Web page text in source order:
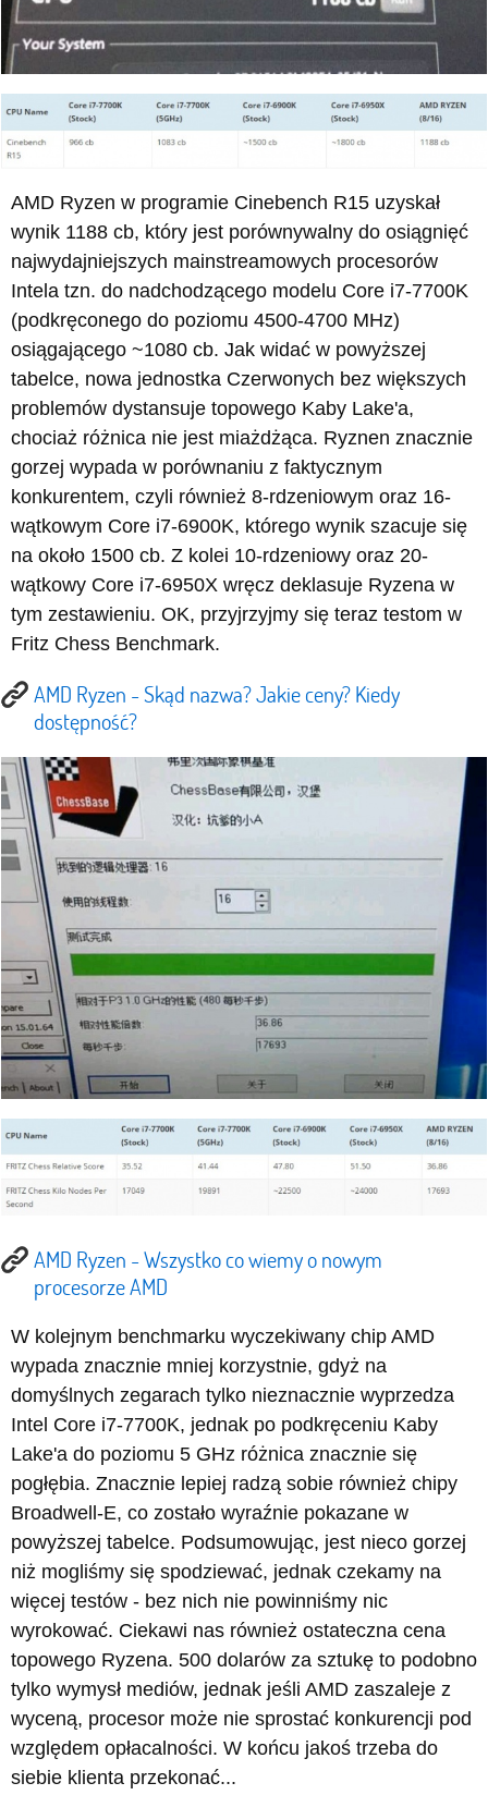
AMD Ryzen w programie Cinebench R15 uzyskał
wynik 1188 cb, który jest porównywalny do osiągnięć
najwydajniejszych mainstreamowych procesorów
Intela tzn. do nadchodzącego modelu Core i7-7700K
(podkręconego do poziomu 4500-4700 MHz)
osiągającego ~1080 cb. Jak widać w powyższej
tabelce, nowa jednostka Czerwonych bez większych
problemów dystansuje topowego Kaby Lake'a,
chociaż różnica nie jest miażdżąca. Ryznen znacznie
gorzej wypada w porównaniu z faktycznym
konkurentem, czyli również 8-rdzeniowym oraz 16-
wątkowym Core i7-6900K, którego wynik szacuje się
na około 1500 cb. Z kolei 10-rdzeniowy oraz 20-
wątkowy Core i7-6950X wręcz deklasuje Ryzena w
tym zestawieniu. OK, przyjrzyjmy się teraz testom w
Fritz Chess Benchmark.
AMD Ryzen - Skąd nazwa? Jakie ceny? Kiedy
dostępność?
AMD Ryzen - Wszystko co wiemy o nowym
procesorze AMD
W kolejnym benchmarku wyczekiwany chip AMD
wypada znacznie mniej korzystnie, gdyż na
domyślnych zegarach tylko nieznacznie wyprzedza
Intel Core i7-7700K, jednak po podkręceniu Kaby
Lake'a do poziomu 5 GHz różnica znacznie się
pogłębia. Znacznie lepiej radzą sobie również chipy
Broadwell-E, co zostało wyraźnie pokazane w
powyższej tabelce. Podsumowując, jest nieco gorzej
niż mogliśmy się spodziewać, jednak czekamy na
więcej testów - bez nich nie powinniśmy nic
wyrokować. Ciekawi nas również ostateczna cena
topowego Ryzena. 500 dolarów za sztukę to podobno
tylko wymysł mediów, jednak jeśli AMD zaszaleje z
wyceną, procesor może nie sprostać konkurencji pod
względem opłacalności. W końcu jakoś trzeba do
siebie klienta przekonać...